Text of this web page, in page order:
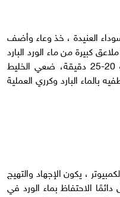
العنيدة ، خذ وعاء وأضف
ملعقتين كبيرتين من الحليب البارد و 2 ملاعق كبيرة من ماء الورد البارد
فيه، ربت الكرة القطنية واتركيه لمدة 20-25 دقيقة، ضعي الخليط
البارد وكرري العملية
، يكون الإجهاد والتهيج
الاحتفاظ بماء الورد في